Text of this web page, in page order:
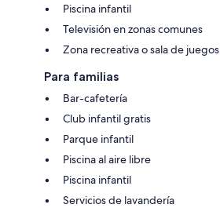
Piscina infantil
Televisión en zonas comunes
Zona recreativa o sala de juegos
Para familias
Bar-cafetería
Club infantil gratis
Parque infantil
Piscina al aire libre
Piscina infantil
Servicios de lavandería